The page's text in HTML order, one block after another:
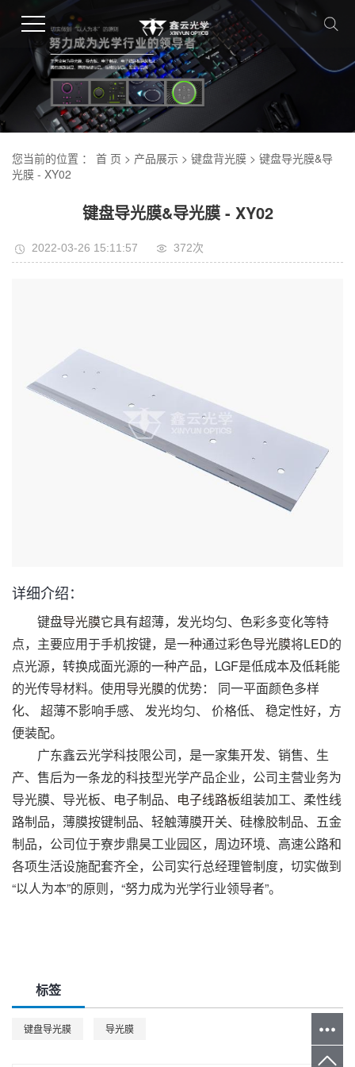
您当前的位置 ： 首 页 > 产品展示 > 键盘背光膜 > 键盘导光膜&导
光膜 - XY02
键盘导光膜&导光膜 - XY02
2022-03-26 15:11:57 372次
详细介绍：
键盘导光膜它具有超薄，发光均匀、色彩多变化等特
点，主要应用于手机按键，是一种通过彩色导光膜将LED的
点光源，转换成面光源的一种产品，LGF是低成本及低耗能
的光传导材料。使用导光膜的优势： 同一平面颜色多样
化、 超薄不影响手感、 发光均匀、 价格低、 稳定性好，方
便装配。
广东鑫云光学科技限公司，是一家集开发、销售、生
产、售后为一条龙的科技型光学产品企业，公司主营业务为
导光膜、导光板、电子制品、 电子线路板组装加工、柔性线
路制品，薄膜按键制品、轻触薄膜开关、硅橡胶制品、五金
制品，公司位于寮步鼎昊工业园区，周边环境、高速公路和
各项生活设施配套齐全，公司实行总经理管制度，切实做到
“以人为本”的原则，“努力成为光学行业领导者”。
标签
键盘导光膜 导光膜